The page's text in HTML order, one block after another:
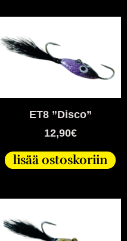
ET8 ”Disco”
12,90€
lisää ostoskoriin